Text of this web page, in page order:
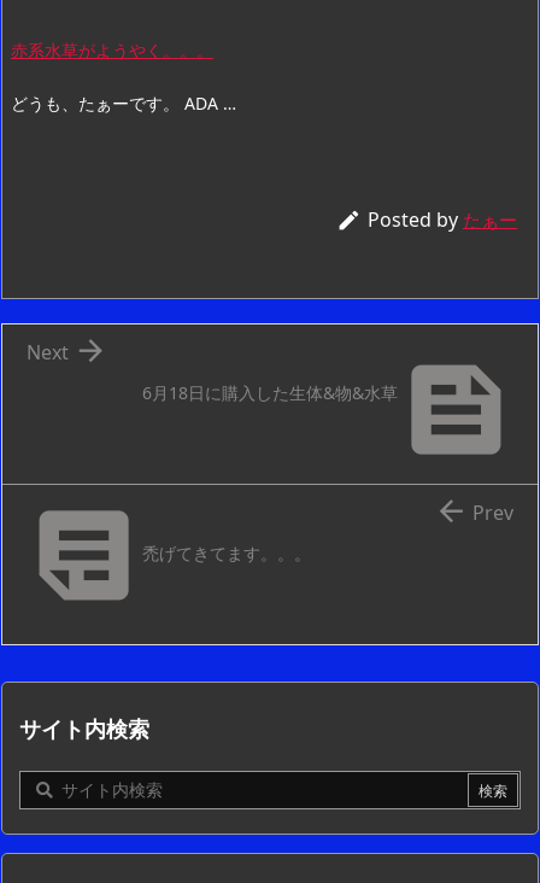
赤系水草がようやく。。。
どうも、たぁーです。 ADA …
 Posted by たぁー

6月18日に購入した生体&物&水草

Next
禿げてきてます。。。
 Prev
サイト内検索